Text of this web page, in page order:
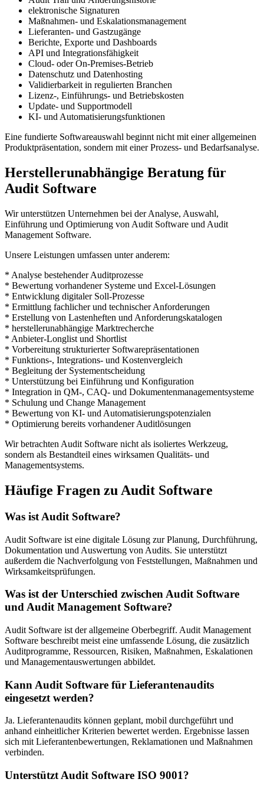
elektronische Signaturen
Maßnahmen- und Eskalationsmanagement
Lieferanten- und Gastzugänge
Berichte, Exporte und Dashboards
API und Integrationsfähigkeit
Cloud- oder On-Premises-Betrieb
Datenschutz und Datenhosting
Validierbarkeit in regulierten Branchen
Lizenz-, Einführungs- und Betriebskosten
Update- und Supportmodell
KI- und Automatisierungsfunktionen
Eine fundierte Softwareauswahl beginnt nicht mit einer allgemeinen
Produktpräsentation, sondern mit einer Prozess- und Bedarfsanalyse.
Herstellerunabhängige Beratung für
Audit Software
Wir unterstützen Unternehmen bei der Analyse, Auswahl,
Einführung und Optimierung von Audit Software und Audit
Management Software.
Unsere Leistungen umfassen unter anderem:
* Analyse bestehender Auditprozesse
* Bewertung vorhandener Systeme und Excel-Lösungen
* Entwicklung digitaler Soll-Prozesse
* Ermittlung fachlicher und technischer Anforderungen
* Erstellung von Lastenheften und Anforderungskatalogen
* herstellerunabhängige Marktrecherche
* Anbieter-Longlist und Shortlist
* Vorbereitung strukturierter Softwarepräsentationen
* Funktions-, Integrations- und Kostenvergleich
* Begleitung der Systementscheidung
* Unterstützung bei Einführung und Konfiguration
* Integration in QM-, CAQ- und Dokumentenmanagementsysteme
* Schulung und Change Management
* Bewertung von KI- und Automatisierungspotenzialen
* Optimierung bereits vorhandener Auditlösungen
Wir betrachten Audit Software nicht als isoliertes Werkzeug,
sondern als Bestandteil eines wirksamen Qualitäts- und
Managementsystems.
Häufige Fragen zu Audit Software
Was ist Audit Software?
Audit Software ist eine digitale Lösung zur Planung, Durchführung,
Dokumentation und Auswertung von Audits. Sie unterstützt
außerdem die Nachverfolgung von Feststellungen, Maßnahmen und
Wirksamkeitsprüfungen.
Was ist der Unterschied zwischen Audit Software
und Audit Management Software?
Audit Software ist der allgemeine Oberbegriff. Audit Management
Software beschreibt meist eine umfassende Lösung, die zusätzlich
Auditprogramme, Ressourcen, Risiken, Maßnahmen, Eskalationen
und Managementauswertungen abbildet.
Kann Audit Software für Lieferantenaudits
eingesetzt werden?
Ja. Lieferantenaudits können geplant, mobil durchgeführt und
anhand einheitlicher Kriterien bewertet werden. Ergebnisse lassen
sich mit Lieferantenbewertungen, Reklamationen und Maßnahmen
verbinden.
Unterstützt Audit Software ISO 9001?